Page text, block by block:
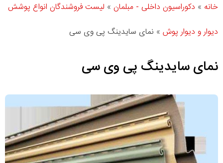
خانه » دکوراسیون داخلی - مبلمان » لیست فروشندگان انواع پوشش
دیوار و دیوار پوش » نمای سایدینگ پی وی سی
نمای سایدینگ پی وی سی